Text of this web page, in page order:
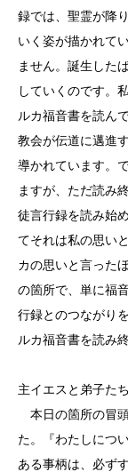
録では、聖霊が降
いく姿が描かれて
ません。誕生した
していくのです。
ルカ福音書を読ん
教会が伝道に邁進
導かれています。
ますが、ただ読み
徒言行録を読み始
てそれは私の思い
カの思いと言った
の箇所で、単に福
行録とのつながり
ルカ福音書を読み
主イエスと弟子た
本日の箇所の冒
た。『わたしにつ
ある事柄は、必ず